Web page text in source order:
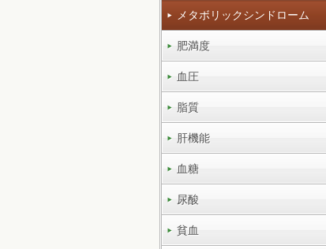
メタボリックシンドローム
肥満度
血圧
脂質
肝機能
血糖
尿酸
貧血